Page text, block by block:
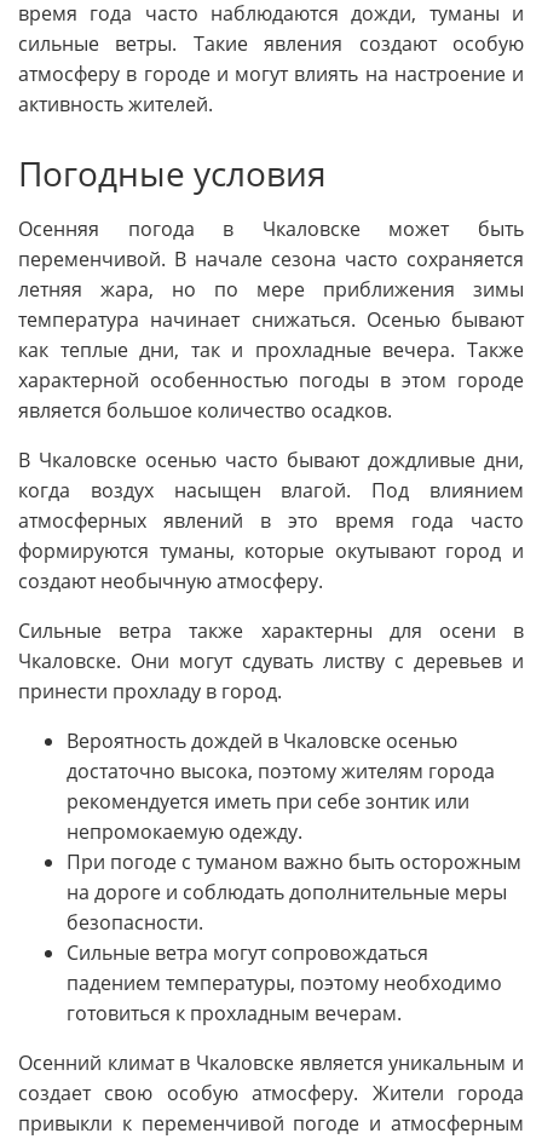
время года часто наблюдаются дожди, туманы и
сильные ветры. Такие явления создают особую
атмосферу в городе и могут влиять на настроение и
активность жителей.
Погодные условия
Осенняя погода в Чкаловске может быть
переменчивой. В начале сезона часто сохраняется
летняя жара, но по мере приближения зимы
температура начинает снижаться. Осенью бывают
как теплые дни, так и прохладные вечера. Также
характерной особенностью погоды в этом городе
является большое количество осадков.
В Чкаловске осенью часто бывают дождливые дни,
когда воздух насыщен влагой. Под влиянием
атмосферных явлений в это время года часто
формируются туманы, которые окутывают город и
создают необычную атмосферу.
Сильные ветра также характерны для осени в
Чкаловске. Они могут сдувать листву с деревьев и
принести прохладу в город.
Вероятность дождей в Чкаловске осенью
достаточно высока, поэтому жителям города
рекомендуется иметь при себе зонтик или
непромокаемую одежду.
При погоде с туманом важно быть осторожным
на дороге и соблюдать дополнительные меры
безопасности.
Сильные ветра могут сопровождаться
падением температуры, поэтому необходимо
готовиться к прохладным вечерам.
Осенний климат в Чкаловске является уникальным и
создает свою особую атмосферу. Жители города
привыкли к переменчивой погоде и атмосферным